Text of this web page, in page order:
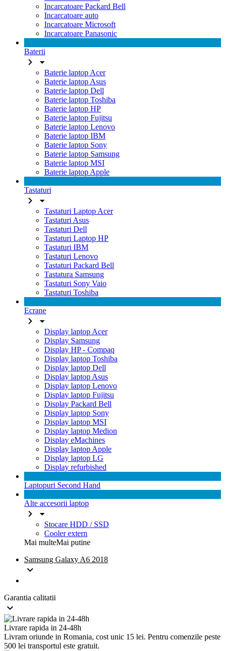
Incarcatoare Packard Bell
Incarcatoare auto
Incarcatoare Microsoft
Incarcatoare Panasonic
Baterii
 
Baterie laptop Acer
Baterie laptop Asus
Baterie laptop Dell
Baterie laptop Toshiba
Baterie laptop HP
Baterie laptop Fujitsu
Baterie laptop Lenovo
Baterie laptop IBM
Baterie laptop Sony
Baterie laptop Samsung
Baterie laptop MSI
Baterie laptop Apple
Tastaturi
 
Tastaturi Laptop Acer
Tastaturi Asus
Tastaturi Dell
Tastaturi Laptop HP
Tastaturi IBM
Tastaturi Lenovo
Tastaturi Packard Bell
Tastatura Samsung
Tastaturi Sony Vaio
Tastaturi Toshiba
Ecrane
 
Display laptop Acer
Display Samsung
Display HP - Compaq
Display laptop Toshiba
Display laptop Dell
Display laptop Asus
Display laptop Lenovo
Display laptop Fujitsu
Display Packard Bell
Display laptop Sony
Display laptop MSI
Display laptop Medion
Display eMachines
Display laptop Apple
Display laptop LG
Display refurbished
Laptopuri Second Hand
Alte accesorii laptop
 
Stocare HDD / SSD
Cooler extern
Mai multeMai putine
Samsung Galaxy A6 2018

Garantia calitatii

Livrare rapida in 24-48h
Livram oriunde in Romania, cost unic 15 lei. Pentru comenzile peste
500 lei transportul este gratuit.